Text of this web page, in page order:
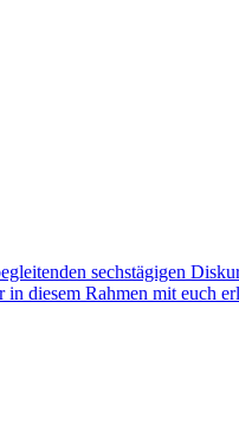
sechstägigen
diesem Rahmen mit euch